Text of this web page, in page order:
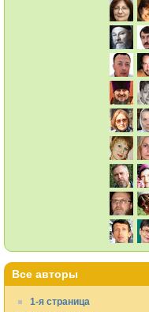
Все авторы
1-я страница